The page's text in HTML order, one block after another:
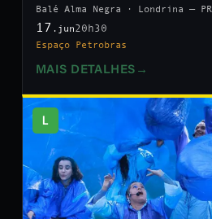
Balé Alma Negra · Londrina — PR
17 .jun20h30
Espaço Petrobras
MAIS DETALHES →
L